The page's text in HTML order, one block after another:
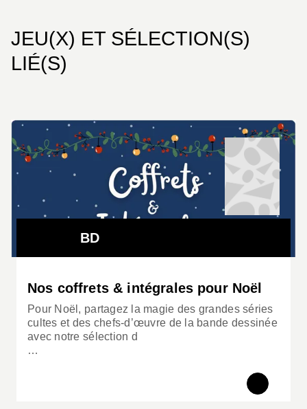
JEU(X) ET SÉLECTION(S)
LIÉ(S)
BD
Nos coffrets & intégrales pour Noël
Pour Noël, partagez la magie des grandes séries
cultes et des chefs-d’œuvre de la bande dessinée
avec notre sélection d
…